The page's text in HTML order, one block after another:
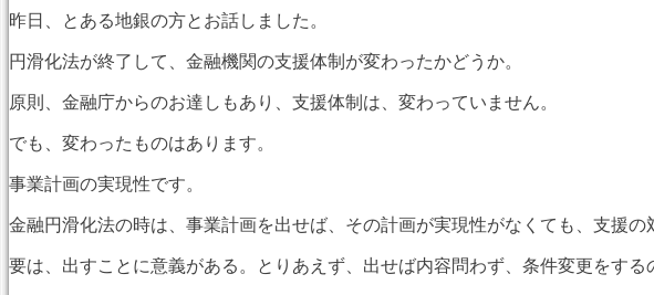
昨日、とある地銀の方とお話しました。
円滑化法が終了して、金融機関の支援体制が変わったかどうか。
原則、金融庁からのお達しもあり、支援体制は、変わっていません。
でも、変わったものはあります。
事業計画の実現性です。
金融円滑化法の時は、事業計画を出せば、その計画が実現性がなくても、支援の
要は、出すことに意義がある。とりあえず、出せば内容問わず、条件変更をす